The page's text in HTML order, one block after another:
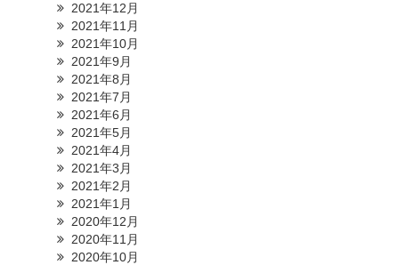
2021年12月
2021年11月
2021年10月
2021年9月
2021年8月
2021年7月
2021年6月
2021年5月
2021年4月
2021年3月
2021年2月
2021年1月
2020年12月
2020年11月
2020年10月